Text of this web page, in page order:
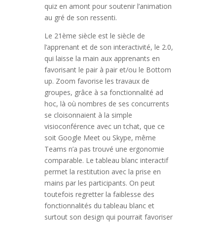
quiz en amont pour soutenir l’animation
au gré de son ressenti.
Le 21ème siècle est le siècle de
l’apprenant et de son interactivité, le 2.0,
qui laisse la main aux apprenants en
favorisant le pair à pair et/ou le Bottom
up. Zoom favorise les travaux de
groupes, grâce à sa fonctionnalité ad
hoc, là où nombres de ses concurrents
se cloisonnaient à la simple
visioconférence avec un tchat, que ce
soit Google Meet ou Skype, même
Teams n’a pas trouvé une ergonomie
comparable. Le tableau blanc interactif
permet la restitution avec la prise en
mains par les participants. On peut
toutefois regretter la faiblesse des
fonctionnalités du tableau blanc et
surtout son design qui pourrait favoriser